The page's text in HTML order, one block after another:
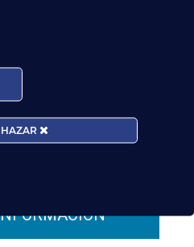
gestionar su consulta y
sus derechos de
Para más
nuestraPolítica de